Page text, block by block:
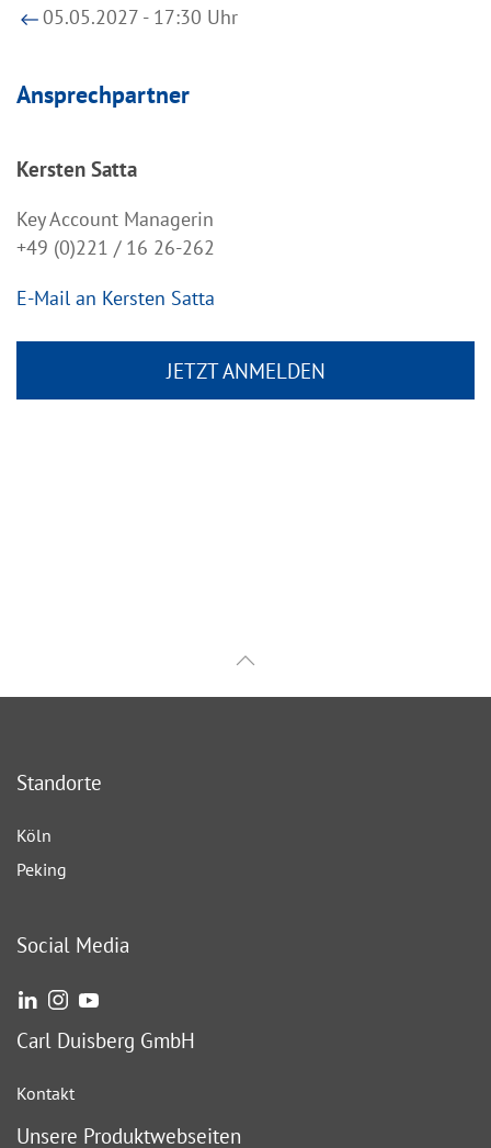
05.05.2027 - 17:30 Uhr
Ansprechpartner
Kersten Satta
Key Account Managerin
+49 (0)221 / 16 26-262
E-Mail an Kersten Satta
JETZT ANMELDEN
Standorte
Köln
Peking
Social Media
Carl Duisberg GmbH
Kontakt
Unsere Produktwebseiten